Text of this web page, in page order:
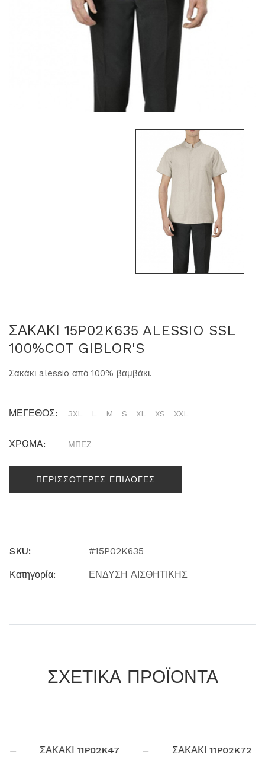
ΣΑΚΑΚΙ 15P02K635 ALESSIO SSL
100%COT GIBLOR'S
Σακάκι alessio από 100% βαμβάκι.
ΜΕΓΕΘΟΣ: 3XL L M S XL XS XXL
ΧΡΩΜΑ: ΜΠΕΖ
ΠΕΡΙΣΣΟΤΕΡΕΣ ΕΠΙΛΟΓΕΣ
SKU: #15P02K635
Κατηγορία: ΕΝΔΥΣΗ ΑΙΣΘΗΤΙΚΗΣ
ΣΧΕΤΙΚΑ ΠΡΟΪΟΝΤΑ
ΣΑΚΑΚΙ 11P02K47
ΣΑΚΑΚΙ 11P02K72